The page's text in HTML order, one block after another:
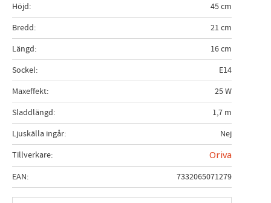
Höjd
45 cm
Bredd
21 cm
Längd
16 cm
Sockel
E14
Maxeffekt
25 W
Sladdlängd
1,7 m
Ljuskälla ingår
Nej
Tillverkare
Oriva
EAN
7332065071279